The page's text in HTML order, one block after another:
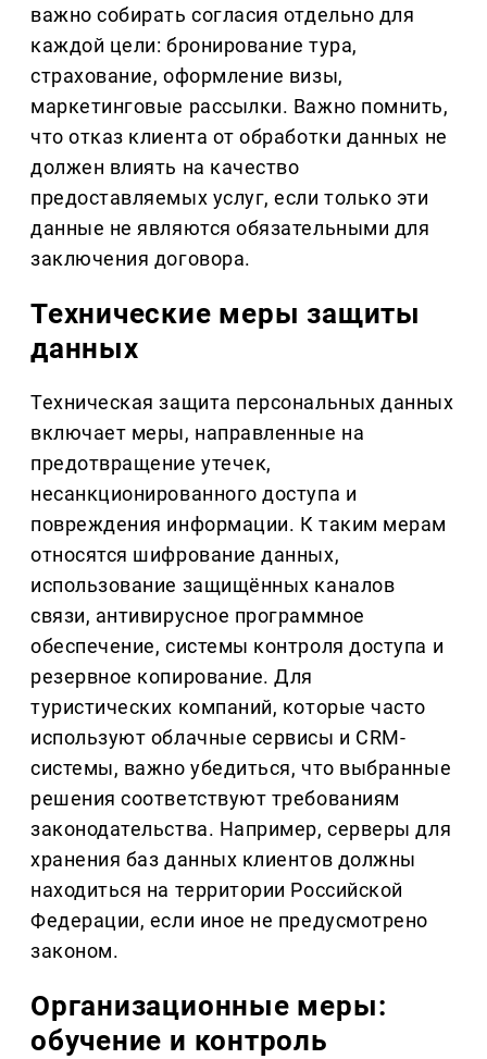
важно собирать согласия отдельно для
каждой цели: бронирование тура,
страхование, оформление визы,
маркетинговые рассылки. Важно помнить,
что отказ клиента от обработки данных не
должен влиять на качество
предоставляемых услуг, если только эти
данные не являются обязательными для
заключения договора.
Технические меры защиты
данных
Техническая защита персональных данных
включает меры, направленные на
предотвращение утечек,
несанкционированного доступа и
повреждения информации. К таким мерам
относятся шифрование данных,
использование защищённых каналов
связи, антивирусное программное
обеспечение, системы контроля доступа и
резервное копирование. Для
туристических компаний, которые часто
используют облачные сервисы и CRM-
системы, важно убедиться, что выбранные
решения соответствуют требованиям
законодательства. Например, серверы для
хранения баз данных клиентов должны
находиться на территории Российской
Федерации, если иное не предусмотрено
законом.
Организационные меры:
обучение и контроль